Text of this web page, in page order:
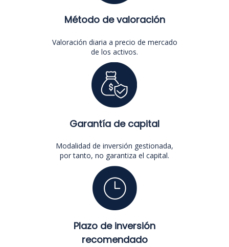
Método de valoración
Valoración diaria a precio de mercado
de los activos.
Garantía de capital
Modalidad de inversión gestionada,
por tanto, no garantiza el capital.
Plazo de inversión
recomendado